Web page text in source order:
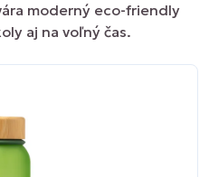
moderný eco-friendly
aj na voľný čas.